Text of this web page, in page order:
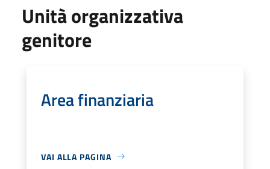
Unità organizzativa
genitore
Area finanziaria
VAI ALLA PAGINA